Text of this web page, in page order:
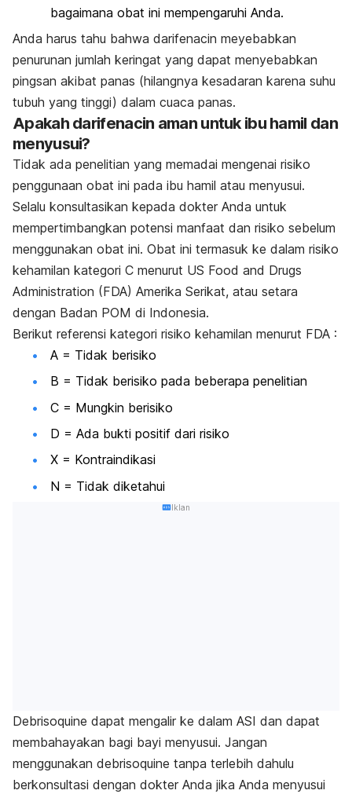
bagaimana obat ini mempengaruhi Anda.
Anda harus tahu bahwa darifenacin meyebabkan
penurunan jumlah keringat yang dapat menyebabkan
pingsan akibat panas (hilangnya kesadaran karena suhu
tubuh yang tinggi) dalam cuaca panas.
Apakah darifenacin aman untuk ibu hamil dan
menyusui?
Tidak ada penelitian yang memadai mengenai risiko
penggunaan obat ini pada ibu hamil atau menyusui.
Selalu konsultasikan kepada dokter Anda untuk
mempertimbangkan potensi manfaat dan risiko sebelum
menggunakan obat ini. Obat ini termasuk ke dalam risiko
kehamilan kategori C menurut US Food and Drugs
Administration (FDA) Amerika Serikat, atau setara
dengan Badan POM di Indonesia.
Berikut referensi kategori risiko kehamilan menurut FDA :
A = Tidak berisiko
B = Tidak berisiko pada beberapa penelitian
C = Mungkin berisiko
D = Ada bukti positif dari risiko
X = Kontraindikasi
N = Tidak diketahui
Iklan
Debrisoquine dapat mengalir ke dalam ASI dan dapat
membahayakan bagi bayi menyusui. Jangan
menggunakan debrisoquine tanpa terlebih dahulu
berkonsultasi dengan dokter Anda jika Anda menyusui